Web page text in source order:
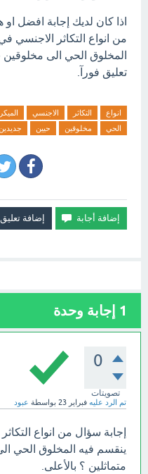
اذا كان لديك إجابة افضل
من انواع التكاثر الاجنسي
المخلوق الحي الى مخلوقين
تعليق فورآ.
انواع التكاثر الاجنسي
الحي
مخلوقين حيين جديدين
1 إجابة وحدة
0
تصويتات
تم الرد عليه فبراير 23 بواسطة عبود
إجابة سؤال من انواع
ينقسم فيه المخلوق الحي
متماثلين ؟ بالأعلى.